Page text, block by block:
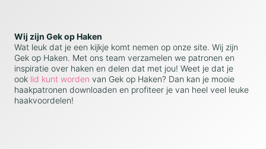
Wij zijn Gek op Haken
Wat leuk dat je een kijkje komt nemen op onze site. Wij zijn
Gek op Haken. Met ons team verzamelen we patronen en
inspiratie over haken en delen dat met jou! Weet je dat je
ook lid kunt worden van Gek op Haken? Dan kan je mooie
haakpatronen downloaden en profiteer je van heel veel leuke
haakvoordelen!